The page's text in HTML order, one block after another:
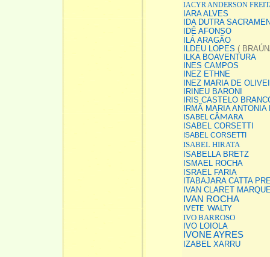
IACYR ANDERSON
IARA ALVES
IDA DUTRA
IDÊ AFONSO
ILÁ ARAGÃO
ILDEU LOPES (
ILKA BOAVENTURA
INES CAMPOS
INEZ ETHNE
INEZ MARIA DE
IRINEU BARONI
IRIS CASTELO
IRMÃ MARIA
ISABEL CÂMARA
ISABEL CORSETTI
ISABEL CORSETTI
ISABEL HIRATA
ISABELLA BRETZ
ISMAEL ROCHA
ISRAEL FARIA
ITABAJARA CATTA
IVAN CLARET
IVAN ROCHA
IVETE WALTY
IVO BARROSO
IVO LOIOLA
IVONE AYRES
IZABEL XARRU